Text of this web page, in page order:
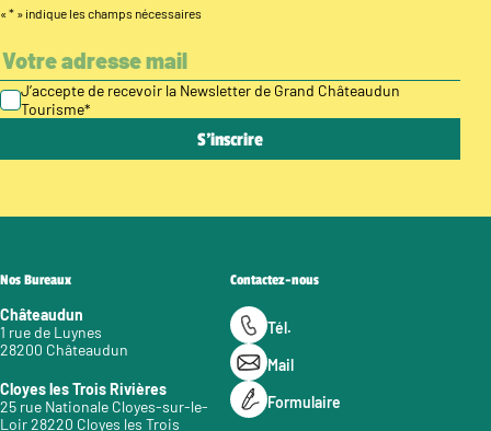
« * » indique les champs nécessaires
J’accepte de recevoir la Newsletter de Grand Châteaudun
Tourisme*
Nos Bureaux
Châteaudun
1 rue de Luynes
28200 Châteaudun
Cloyes les Trois Rivières
25 rue Nationale Cloyes-sur-le-
Loir 28220 Cloyes les Trois
Contactez-nous
Tél.
Mail
Formulaire